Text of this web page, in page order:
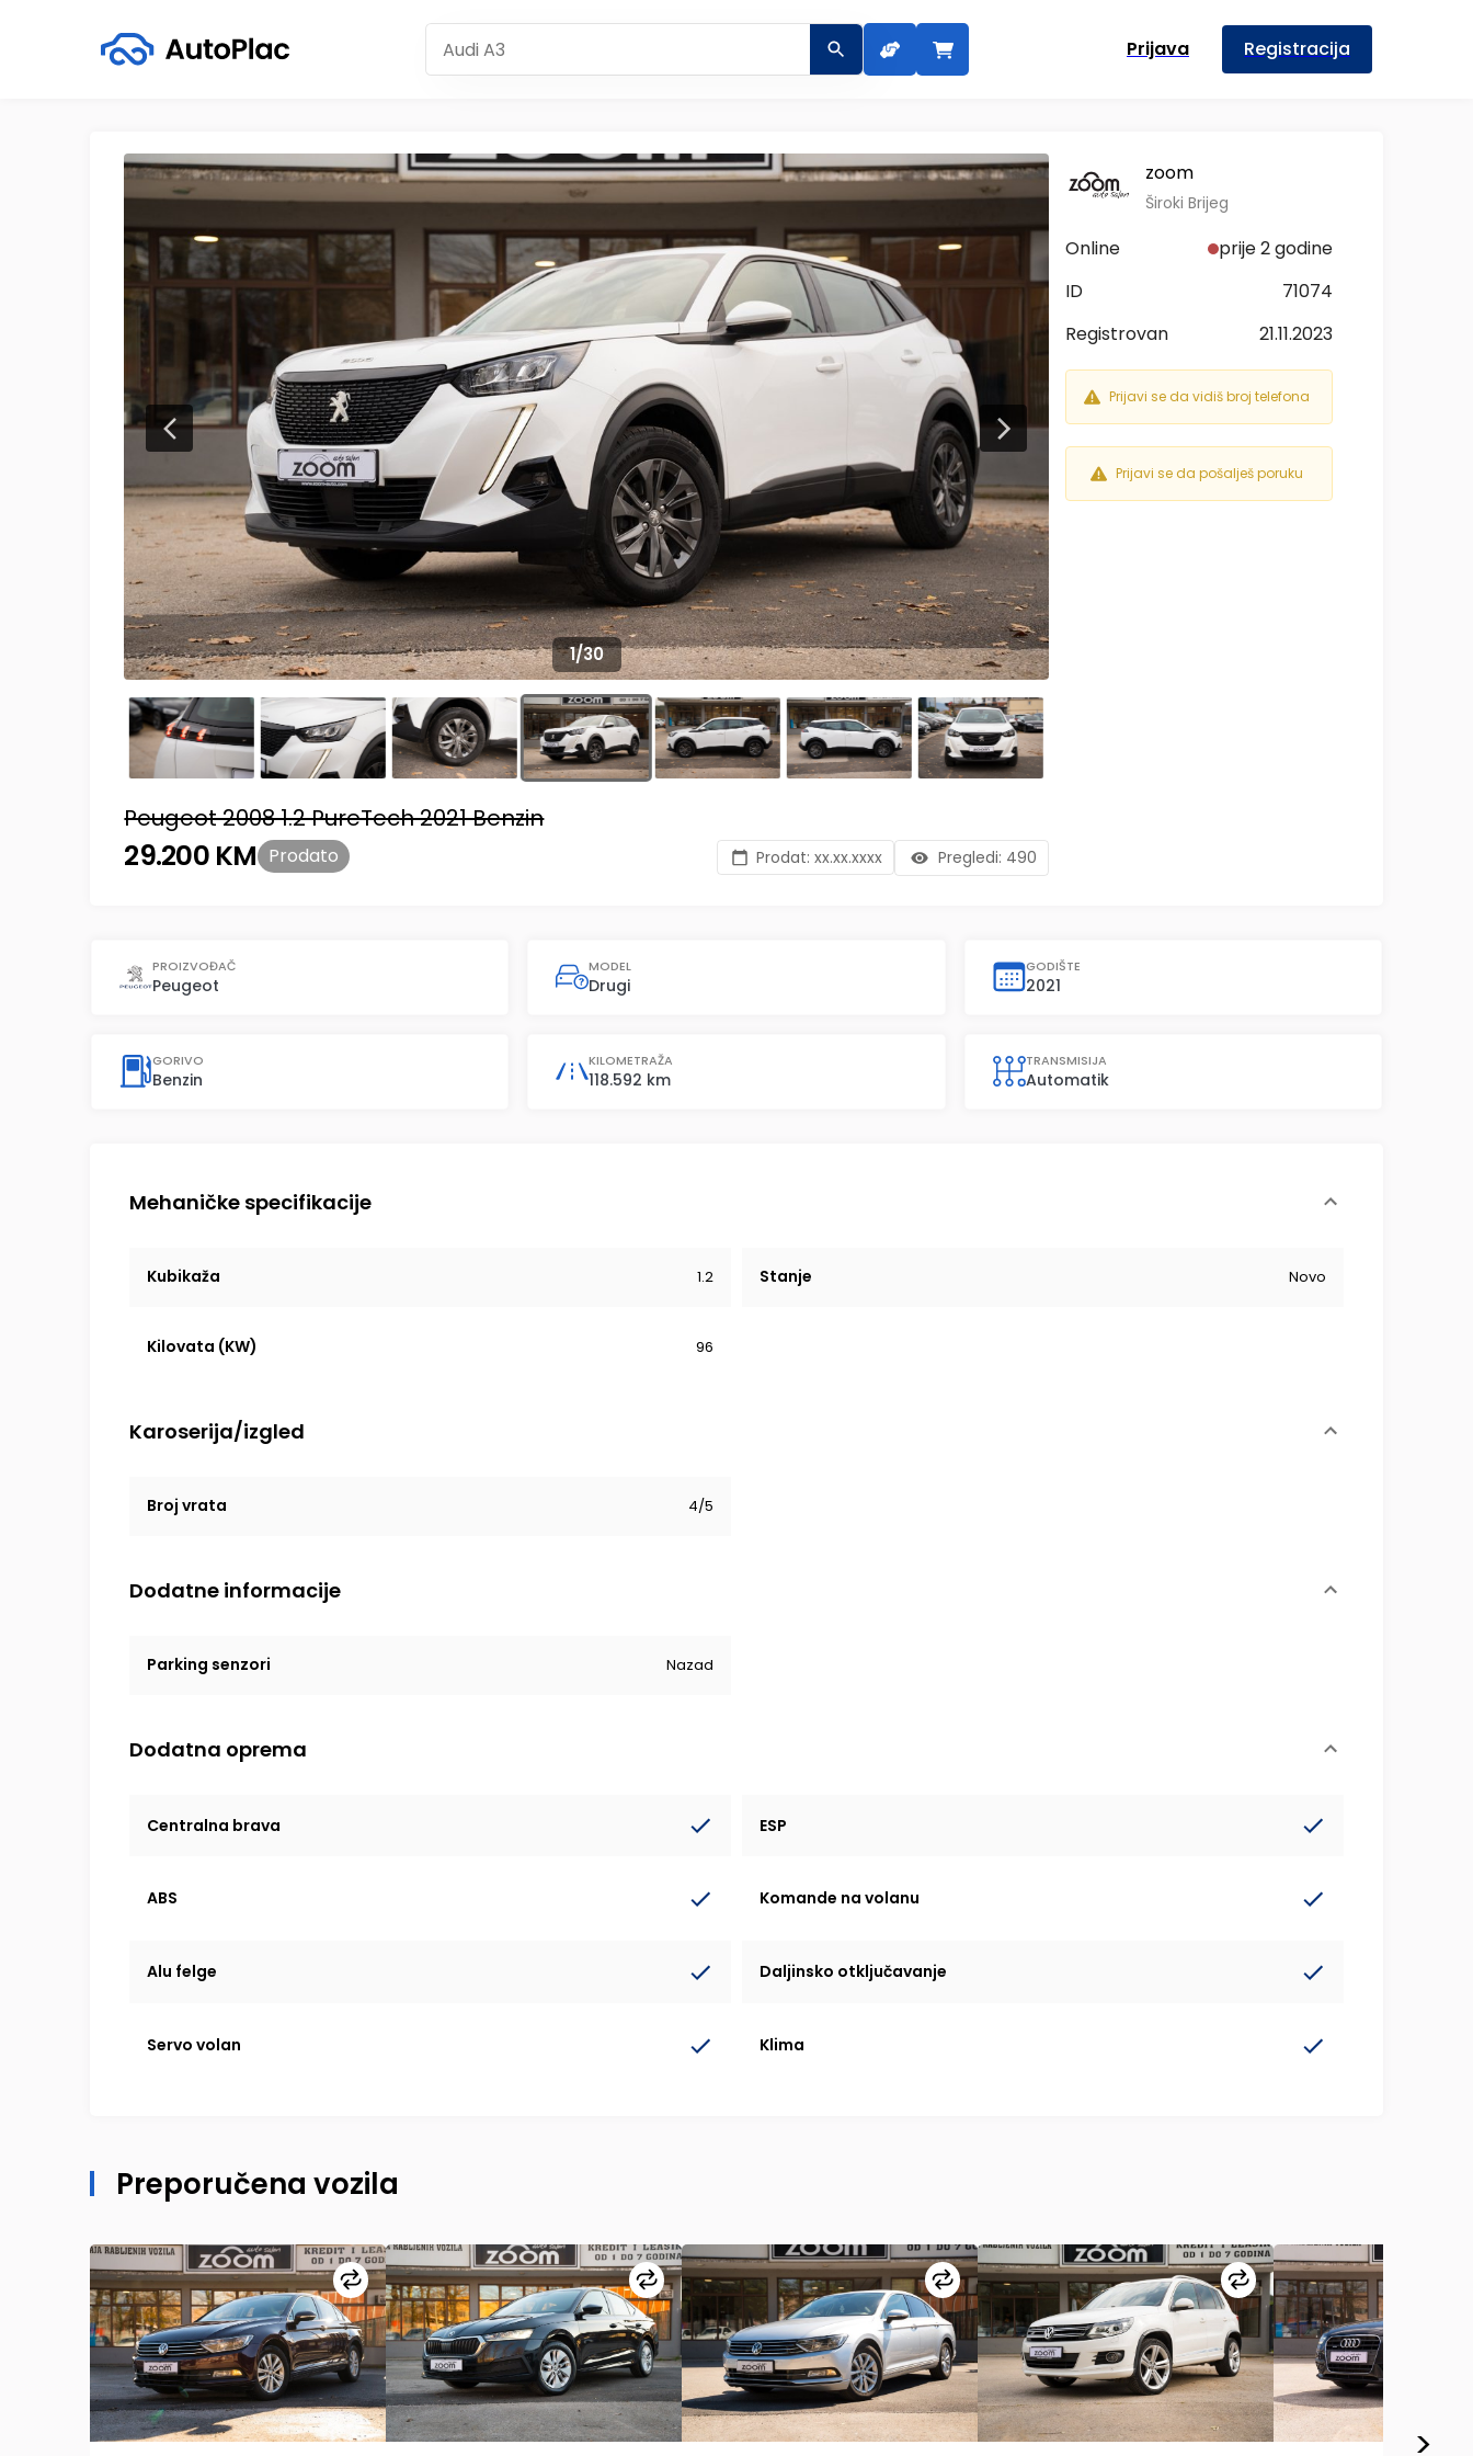
Prijava Registracija
1/30
Peugeot 2008 1.2 PureTech 2021 Benzin
29.200 KM Prodato Prodat: xx.xx.xxxx Pregledi: 490
zoom
Široki Brijeg
Online
prije 2 godine
ID
71074
Registrovan
21.11.2023
Prijavi se da vidiš broj telefona
Prijavi se da pošalješ poruku
PROIZVOĐAČ
Peugeot
MODEL
Drugi
GODIŠTE
2021
GORIVO
Benzin
KILOMETRAŽA
118.592 km
TRANSMISIJA
Automatik
Mehaničke specifikacije
Kubikaža 1.2 Stanje Novo
Kilovata (KW) 96
Karoserija/izgled
Broj vrata 4/5
Dodatne informacije
Parking senzori Nazad
Dodatna oprema
Centralna brava ESP
ABS Komande na volanu
Alu felge Daljinsko otključavanje
Servo volan Klima
Preporučena vozila
Uporedi Uporedi Uporedi Uporedi
>